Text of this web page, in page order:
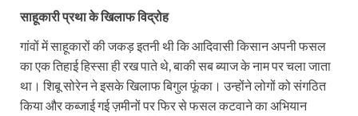
साहूकारी प्रथा के खिलाफ विद्रोह
गांवों में साहूकारों की जकड़ इतनी थी कि आदिवासी किसान अपनी फसल
का एक तिहाई हिस्सा ही रख पाते थे, बाकी सब ब्याज के नाम पर चला जाता
था। शिबू सोरेन ने इसके खिलाफ बिगुल फूंका। उन्होंने लोगों को संगठित
किया और कब्जाई गई ज़मीनों पर फिर से फसल कटवाने का अभियान